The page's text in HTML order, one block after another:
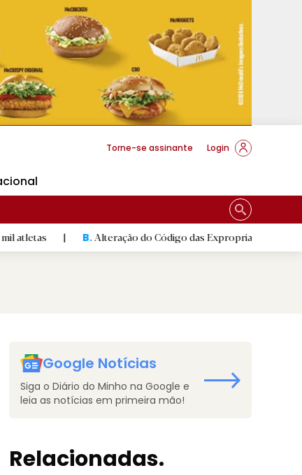
Braga
Torne-se assinante Login
| B.Alteração do Código das Expropriações pode ajudar
Google Notícias
Siga o Diário do Minho na Google e
leia as notícias em primeira mão!
Relacionadas.